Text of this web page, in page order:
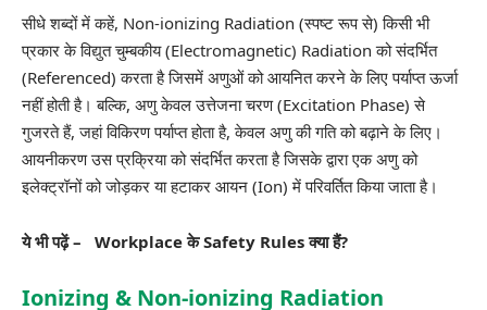
सीधे शब्दों में कहें, Non-ionizing Radiation (स्पष्ट रूप से) किसी भी
प्रकार के विद्युत चुम्बकीय (Electromagnetic) Radiation को संदर्भित
(Referenced) करता है जिसमें अणुओं को आयनित करने के लिए पर्याप्त ऊर्जा
नहीं होती है। बल्कि, अणु केवल उत्तेजना चरण (Excitation Phase) से
गुजरते हैं, जहां विकिरण पर्याप्त होता है, केवल अणु की गति को बढ़ाने के लिए।
आयनीकरण उस प्रक्रिया को संदर्भित करता है जिसके द्वारा एक अणु को
इलेक्ट्रॉनों को जोड़कर या हटाकर आयन (Ion) में परिवर्तित किया जाता है।
ये भी पढ़ें – Workplace के Safety Rules क्या हैं?
Ionizing & Non-ionizing Radiation